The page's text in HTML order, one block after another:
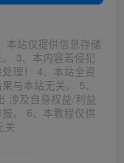
本站仅提供信息存储
3、本内容若侵犯
理！ 4、本站全资
与本站无关。 5、
涉及自身权益/利益
。 6、本教程仅供
关